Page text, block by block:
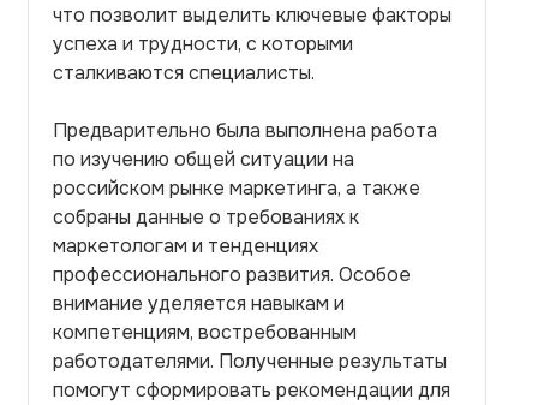
что позволит выделить ключевые факторы
успеха и трудности, с которыми
сталкиваются специалисты.
Предварительно была выполнена работа
по изучению общей ситуации на
российском рынке маркетинга, а также
собраны данные о требованиях к
маркетологам и тенденциях
профессионального развития. Особое
внимание уделяется навыкам и
компетенциям, востребованным
работодателями. Полученные результаты
помогут сформировать рекомендации для